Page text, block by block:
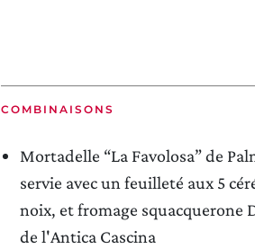
COMBINAISONS
Mortadelle “La Favolosa” de
servie avec un feuilleté aux 5
noix, et fromage squacquerone
de l'Antica Cascina